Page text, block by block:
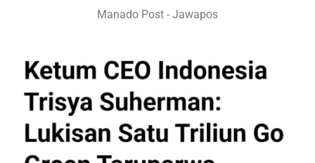
Manado Post - Jawapos